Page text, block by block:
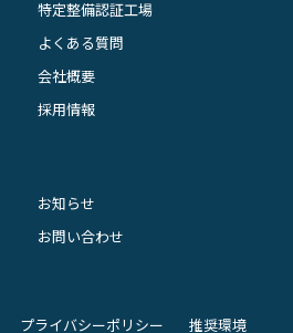
特定整備認証工場
よくある質問
会社概要
採用情報
お知らせ
お問い合わせ
プライバシーポリシー 推奨環境